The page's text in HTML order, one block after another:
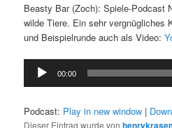
Beasty Bar (Zoch): Spiele-Podcast
wilde Tiere. Ein sehr vergnügliches
und Beispielrunde auch als Video:
Audio-
Player
00:00
Podcast: Play in new window |
Dieser Eintrag wurde von